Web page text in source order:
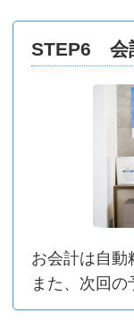
STEP6 会
お会計は⾃動
また、次回の